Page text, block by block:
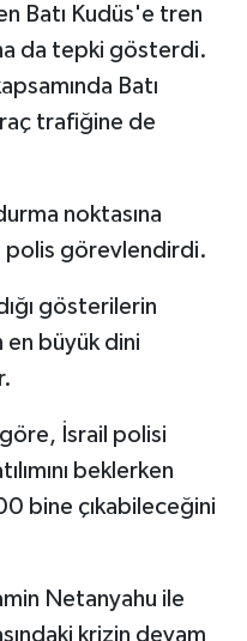
Batı Kudüs'e tren
da tepki gösterdi.
Batı
trafiğine de
noktasına
polis görevlendirdi.
gösterilerin
en büyük dini
göre, İsrail polisi
beklerken
bine çıkabileceğini
Netanyahu ile
krizin devam